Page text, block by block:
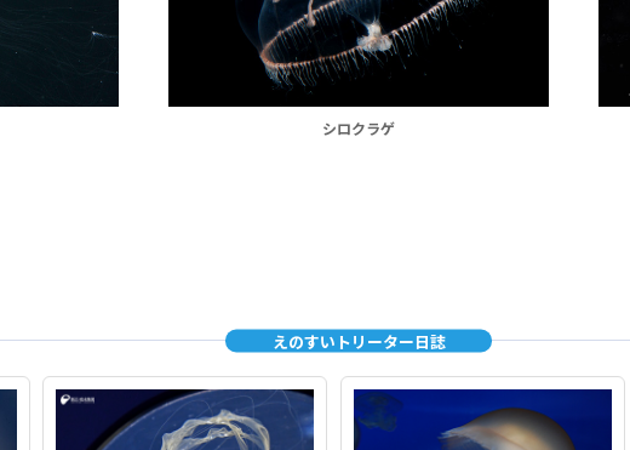
シロクラゲ
えのすいトリーター日誌